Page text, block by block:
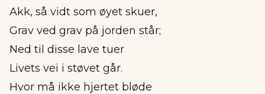
Akk, så vidt som øyet skuer,
Grav ved grav på jorden står;
Ned til disse lave tuer
Livets vei i støvet går.
Hvor må ikke hjertet bløde